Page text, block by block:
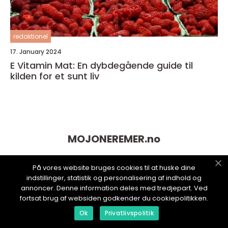
redaktionel
17. January 2024
E Vitamin Mat: En dybdegående guide til
kilden for et sunt liv
MOJONEREMER.no
På vores website bruges cookies til at huske dine
indstillinger, statistik og personalisering af indhold og
annoncer. Denne information deles med tredjepart. Ved
fortsat brug af websiden godkender du cookiepolitikken.
Ok Privatlivspolitik